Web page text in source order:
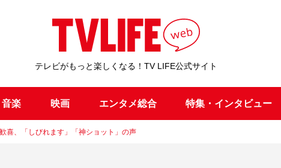
テレビがもっと楽しくなる！TV LIFE公式サイト
音楽 映画 エンタメ総合 特集・インタビュー
喜、「しびれます」「神ショット」の声